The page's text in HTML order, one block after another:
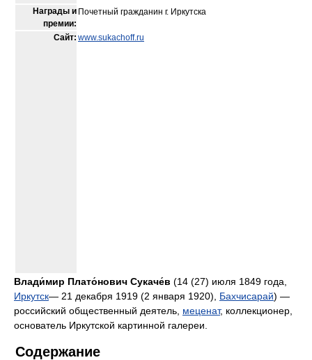
Награды и
премии:
Почетный гражданин г. Иркутска
Сайт: www.sukachoff.ru
Влади́мир Плато́нович Сукаче́в (14 (27) июля 1849 года,
Иркутск— 21 декабря 1919 (2 января 1920), Бахчисарай) —
российский общественный деятель, меценат, коллекционер,
основатель Иркутской картинной галереи.
Содержание